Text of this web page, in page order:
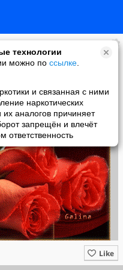
технологии
можно по ссылке
и связанная с ними
наркотических
аналогов причиняет
запрещён и влечёт
ответственность
Like